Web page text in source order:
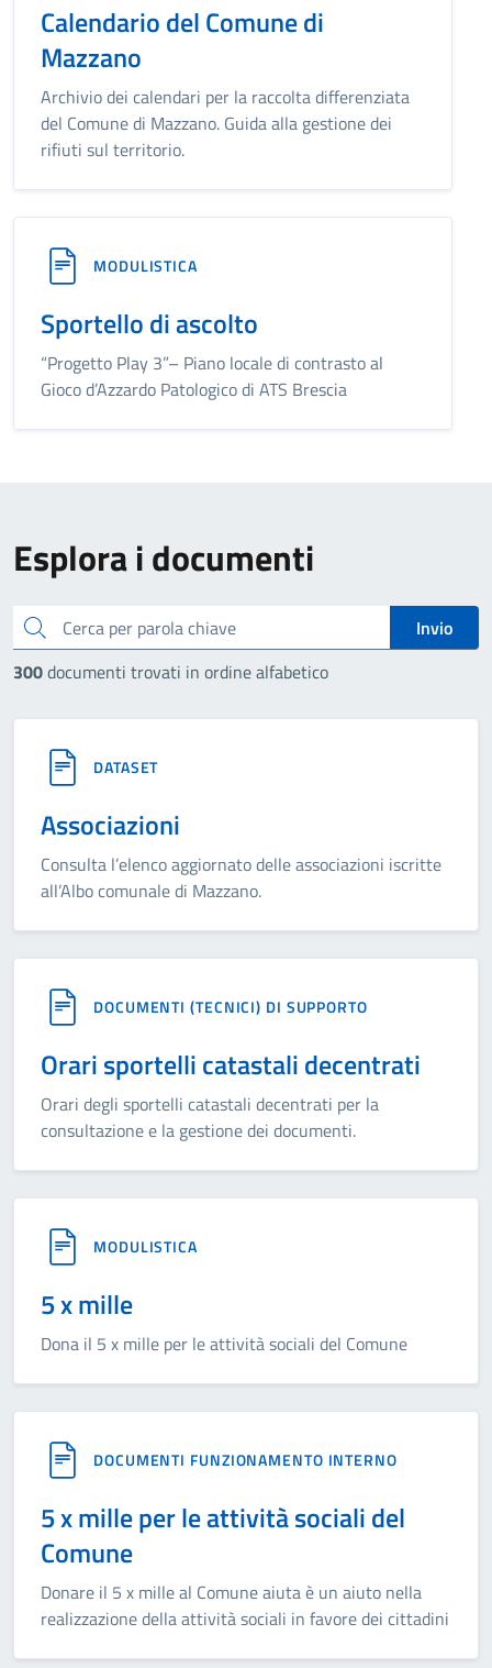
Calendario del Comune di
Mazzano
Archivio dei calendari per la raccolta differenziata
del Comune di Mazzano. Guida alla gestione dei
rifiuti sul territorio.
MODULISTICA
Sportello di ascolto
“Progetto Play 3”– Piano locale di contrasto al
Gioco d’Azzardo Patologico di ATS Brescia
Esplora i documenti
cerca
Invio
300documenti trovati in ordine alfabetico
DATASET
Associazioni
Consulta l’elenco aggiornato delle associazioni iscritte
all’Albo comunale di Mazzano.
DOCUMENTI (TECNICI) DI SUPPORTO
Orari sportelli catastali decentrati
Orari degli sportelli catastali decentrati per la
consultazione e la gestione dei documenti.
MODULISTICA
5 x mille
Dona il 5 x mille per le attività sociali del Comune
DOCUMENTI FUNZIONAMENTO INTERNO
5 x mille per le attività sociali del
Comune
Donare il 5 x mille al Comune aiuta è un aiuto nella
realizzazione della attività sociali in favore dei cittadini